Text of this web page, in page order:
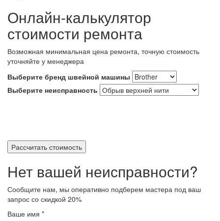
Онлайн-калькулятор
стоимости ремонта
Возможная минимальная цена ремонта, точную стоимость
уточняйте у менеджера
Выберите бренд швейной машины
Выберите неисправность
Рассчитать стоимость
Нет вашей неисправности?
Сообщите нам, мы оперативно подберем мастера под ваш
запрос со скидкой 20%
Ваше имя *